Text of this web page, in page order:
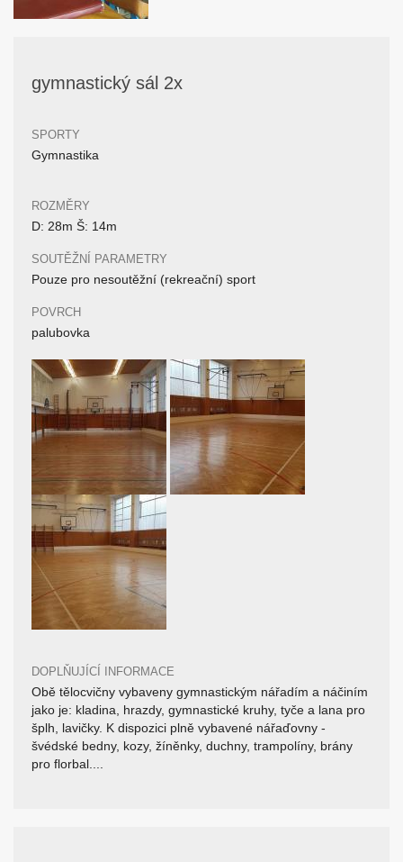
gymnastický sál 2x
SPORTY
Gymnastika
ROZMĚRY
D: 28m Š: 14m
SOUTĚŽNÍ PARAMETRY
Pouze pro nesoutěžní (rekreační) sport
POVRCH
palubovka
DOPLŇUJÍCÍ INFORMACE
Obě tělocvičny vybaveny gymnastickým nářadím a náčiním
jako je: kladina, hrazdy, gymnastické kruhy, tyče a lana pro
šplh, lavičky. K dispozici plně vybavené nářaďovny -
švédské bedny, kozy, žíněnky, duchny, trampolíny, brány
pro florbal....